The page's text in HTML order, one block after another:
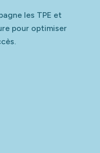
les TPE et
pour optimiser